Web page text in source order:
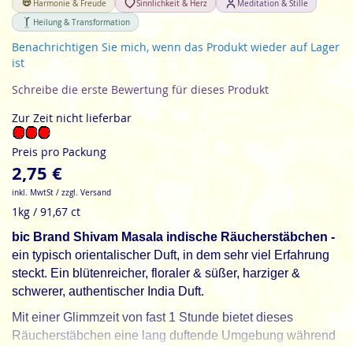
Harmonie & Freude Sinnlichkeit & Herz
Meditation & Stille
Heilung & Transformation
Benachrichtigen Sie mich, wenn das Produkt wieder auf Lager
ist
Schreibe die erste Bewertung für dieses Produkt
Zur Zeit nicht lieferbar
Preis pro Packung
2,75 €
inkl. MwtSt / zzgl. Versand
1kg / 91,67 ct
bic Brand Shivam Masala indische Räucherstäbchen -
ein typisch orientalischer Duft, in dem sehr viel Erfahrung
steckt. Ein blütenreicher, floraler & süßer, harziger &
schwerer, authentischer India Duft.
Mit einer Glimmzeit von fast 1 Stunde bietet dieses
Räucherstäbchen eine lang duftende Umgebung während